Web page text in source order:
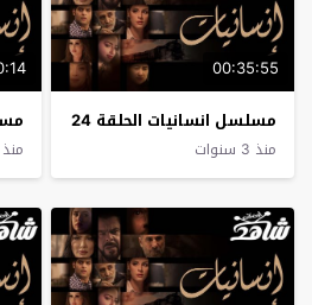
00:35:55
مسلسل انسانيات الحلقة 24
منذ 3 سنوات منذ 3 سنوات